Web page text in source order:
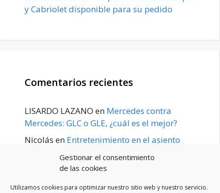
Gestionar el consentimiento
de las cookies
Utilizamos cookies para optimizar nuestro sitio web y nuestro servicio.
y Cabriolet disponible para su pedido
Comentarios recientes
LISARDO LAZANO en Mercedes contra
Mercedes: GLC o GLE, ¿cuál es el mejor?
Nicolás en Entretenimiento en el asiento
trasero para el GLE / GLS disponible a
principios de 2020